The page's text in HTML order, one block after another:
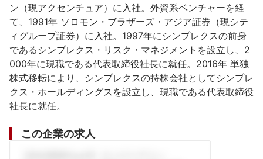
ン（現アクセンチュア）に入社。外資系ベンチャーを経
て、1991年 ソロモン・ブラザーズ・アジア証券（現シテ
ィグループ証券）に入社。1997年にシンプレクスの前身
であるシンプレクス・リスク・マネジメントを設立し、2
000年に現職である代表取締役社長に就任。2016年 単独
株式移転により、シンプレクスの持株会社としてシンプレ
クス・ホールディングスを設立し、現職である代表取締役
社長に就任。
この企業の求人